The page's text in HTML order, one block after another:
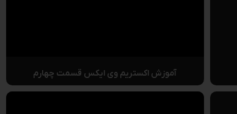
آموزش اکستریم وی ایکس قسمت چهارم